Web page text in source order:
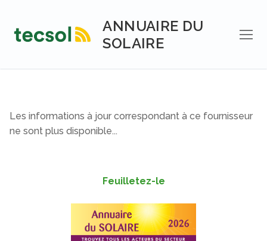
contenu
ANNUAIRE DU
SOLAIRE
Les informations à jour correspondant à ce fournisseur
ne sont plus disponible...
Feuilletez-le